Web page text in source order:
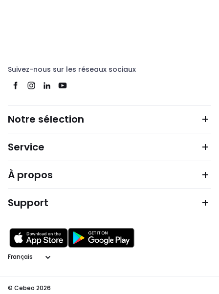
Suivez-nous sur les réseaux sociaux
Notre sélection
Service
À propos
Support
Langage
© Cebeo 2026